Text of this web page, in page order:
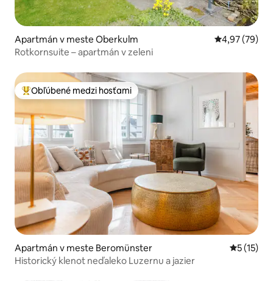
Apartmán v meste Oberkulm Priemerné
4,97 (79)
Rotkornsuite – apartmán v zeleni
Najobľúbenejšie medzi hosťami
Obľúbené medzi hosťami
Apartmán v meste Beromünster
5 (15)
Historický klenot neďaleko Luzernu a jazier